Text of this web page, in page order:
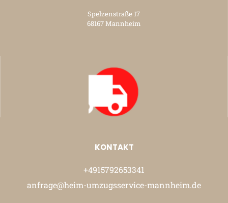
Spelzenstraße 17
68167 Mannheim
KONTAKT
+4915792653341
anfrage@heim-umzugsservice-mannheim.de